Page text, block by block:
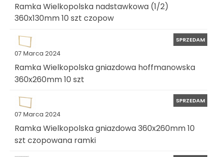
Ramka Wielkopolska nadstawkowa (1/2)
360x130mm 10 szt czopow
07 Marca 2024
SPRZEDAM
Ramka Wielkopolska gniazdowa hoffmanowska
360x260mm 10 szt
07 Marca 2024
SPRZEDAM
Ramka Wielkopolska gniazdowa 360x260mm 10
szt czopowana ramki